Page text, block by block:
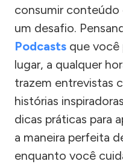
consumir conteúdo
um desafio.
Podcasts que você
lugar, a qualquer
trazem entrevistas
histórias
dicas práticas para
a maneira perfeita
enquanto você